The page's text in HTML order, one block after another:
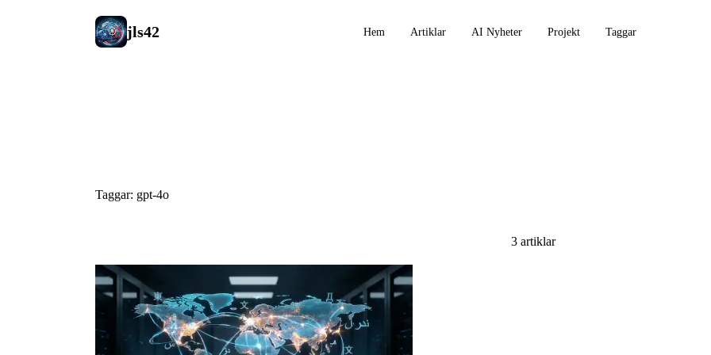
jls42 Hem Artiklar AI Nyheter Projekt Taggar
Taggar: gpt-4o
3 artiklar